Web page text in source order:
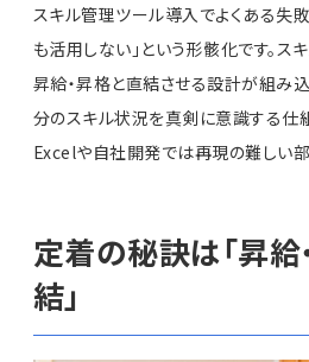
スキル管理ツール導入でよくある失
も活用しない」という形骸化です。ス
昇給・昇格と直結させる設計が組み
分のスキル状況を真剣に意識する仕
Excelや自社開発では再現の難しい部
定着の秘訣は「昇給
結」